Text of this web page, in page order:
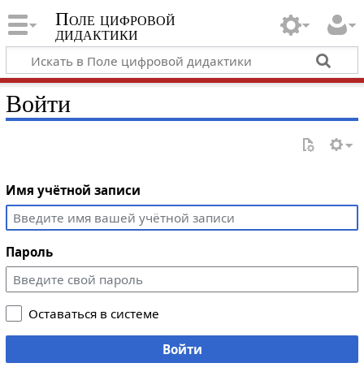
Поле цифровой
дидактики
Войти
Имя учётной записи
Пароль
Оставаться в системе
Войти